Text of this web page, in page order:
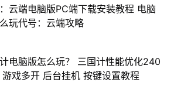
云端电脑版PC端下载安装教程 电脑
玩代号：云端攻略
电脑版怎么玩？ 三国计性能优化240
游戏多开 后台挂机 按键设置教程